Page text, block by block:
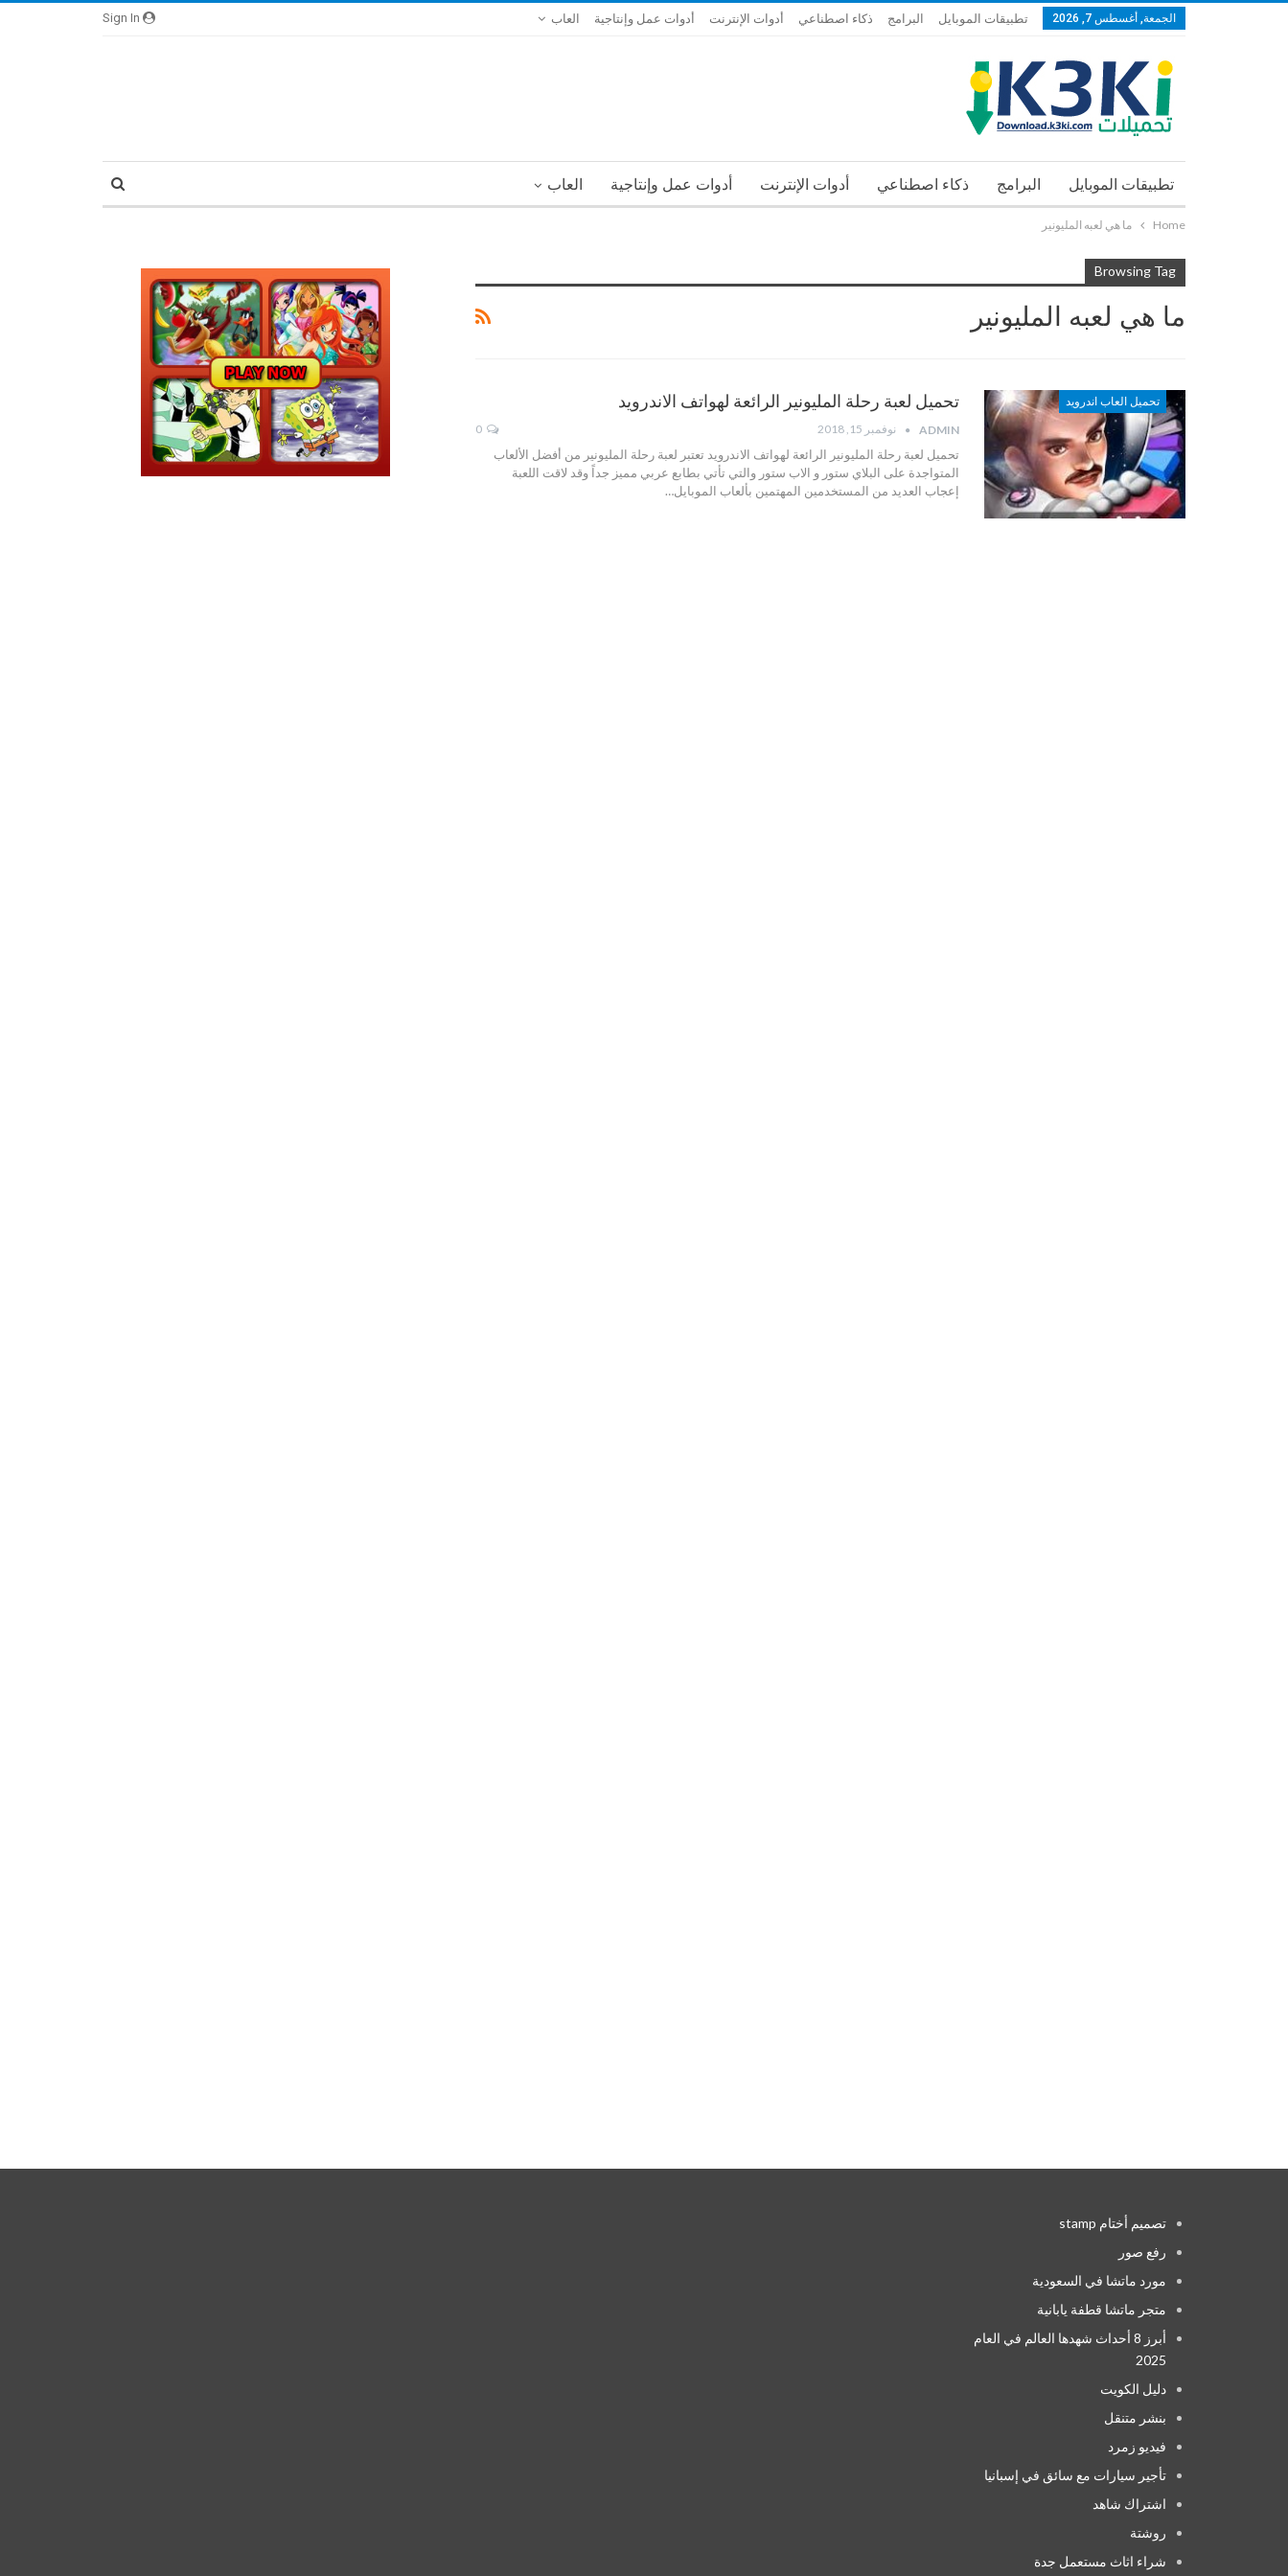
الجمعة, أغسطس 7, 2026 تطبيقات الموبايل البرامج ذكاء اصطناعي أدوات الإنترنت أدوات عمل وإنتاجية العاب
تطبيقات الموبايل البرامج ذكاء اصطناعي أدوات الإنترنت أدوات عمل وإنتاجية العاب
Home ما هي لعبه المليونير
Browsing Tag
ما هي لعبه المليونير
تحميل العاب اندرويد تحميل لعبة رحلة المليونير الرائعة لهواتف الاندرويد
ADMIN نوفمبر 15, 2018 0
تحميل لعبة رحلة المليونير الرائعة لهواتف الاندرويد تعتبر لعبة رحلة المليونير من أفضل الألعاب
المتواجدة على البلاي ستور و الاب ستور والتي تأتي بطابع عربي مميز جداً وقد لاقت اللعبة
إعجاب العديد من المستخدمين المهتمين بألعاب الموبايل…
تصميم أختام stamp
رفع صور
مورد ماتشا في السعودية
متجر ماتشا قطفة يابانية
أبرز 8 أحداث شهدها العالم في العام
2025
دليل الكويت
بنشر متنقل
فيديو زمرد
تأجير سيارات مع سائق في إسبانيا
اشتراك شاهد
روشتة
شراء اثاث مستعمل جدة